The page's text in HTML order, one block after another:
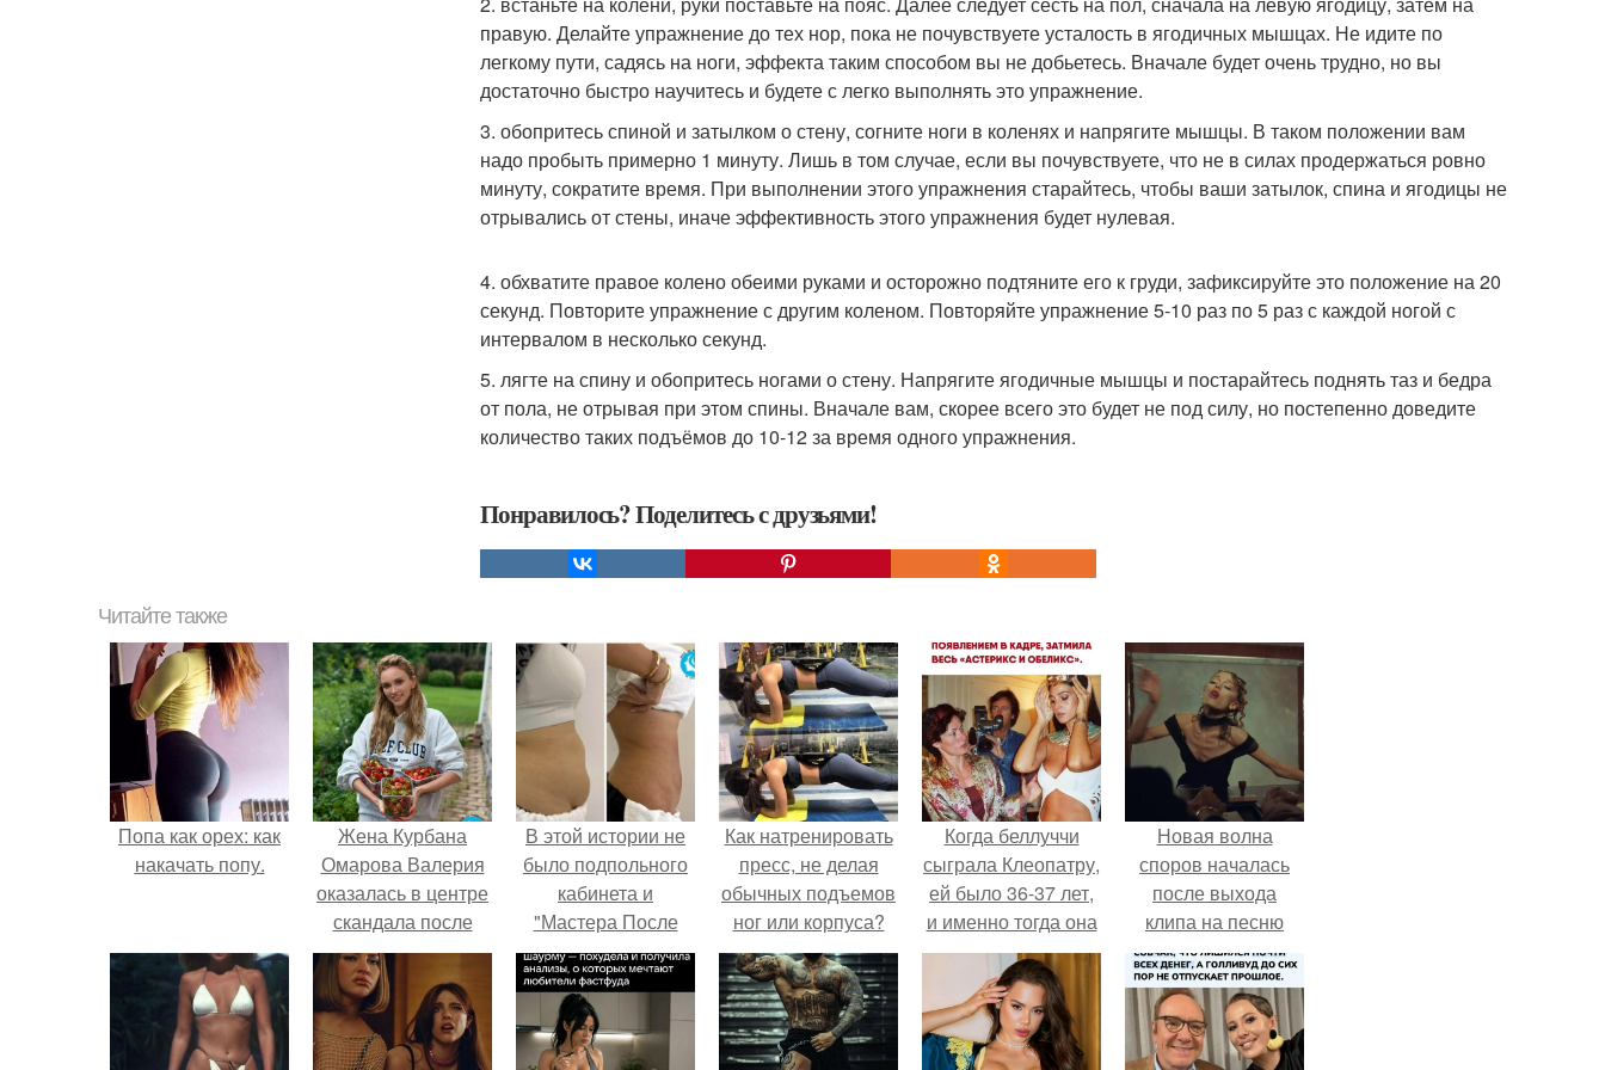
правую. Делайте упражнение до тех нор, пока не почувствуете усталость в ягодичных мышцах. Не идите по
легкому пути, садясь на ноги, эффекта таким способом вы не добьетесь. Вначале будет очень трудно, но вы
достаточно быстро научитесь и будете с легко выполнять это упражнение.
3. обопритесь спиной и затылком о стену, согните ноги в коленях и напрягите мышцы. В таком положении вам
надо пробыть примерно 1 минуту. Лишь в том случае, если вы почувствуете, что не в силах продержаться ровно
минуту, сократите время. При выполнении этого упражнения старайтесь, чтобы ваши затылок, спина и ягодицы не
отрывались от стены, иначе эффективность этого упражнения будет нулевая.
4. обхватите правое колено обеими руками и осторожно подтяните его к груди, зафиксируйте это положение на 20
секунд. Повторите упражнение с другим коленом. Повторяйте упражнение 5-10 раз по 5 раз с каждой ногой с
интервалом в несколько секунд.
5. лягте на спину и обопритесь ногами о стену. Напрягите ягодичные мышцы и постарайтесь поднять таз и бедра
от пола, не отрывая при этом спины. Вначале вам, скорее всего это будет не под силу, но постепенно доведите
количество таких подъёмов до 10-12 за время одного упражнения.
Понравилось? Поделитесь с друзьями!
Читайте также
Попа как орех: как
накачать попу.
Жена Курбана
Омарова Валерия
оказалась в центре
скандала после
визита блогера
Марины ильиной в
косметологическую
В этой истории не
было подпольного
кабинета и
"Мастера После
Двухнедельных
Курсов".
Как натренировать
пресс, не делая
обычных подъемов
ног или корпуса?
Когда беллуччи
сыграла Клеопатру,
ей было 36-37 лет,
и именно тогда она
находилась на
вершине карьеры.
Новая волна
споров началась
после выхода
клипа на песню
Petal.